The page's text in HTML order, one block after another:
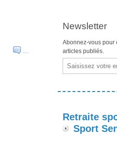
…
Newsletter
Abonnez-vous pour
articles publiés.
Email
Retraite
Sport